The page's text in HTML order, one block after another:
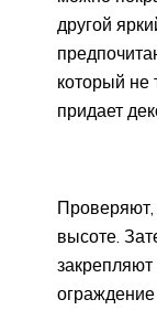
другой
который не
придает
высоте.